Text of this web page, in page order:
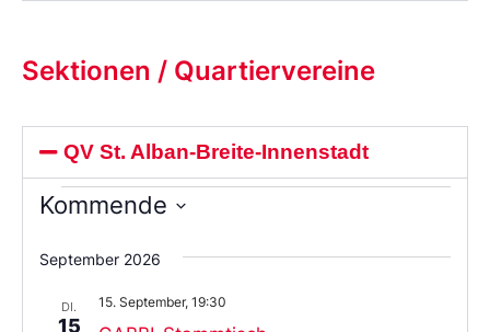
Sektionen / Quartiervereine
QV St. Alban-Breite-Innenstadt
Kommende
Sie
das
aus.
September 2026
DI.
15
15. September, 19:30